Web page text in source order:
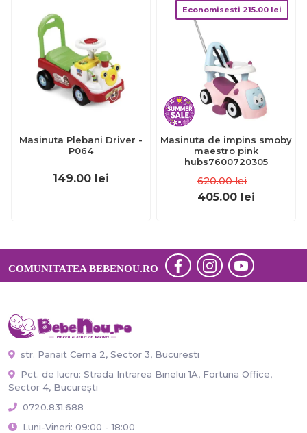
Masinuta Plebani Driver -
P064
149.00 lei
Economisesti 215.00 lei
Masinuta de impins smoby
maestro pink
hubs7600720305
620.00 lei
405.00 lei
COMUNITATEA BEBENOU.RO
str. Panait Cerna 2, Sector 3, Bucuresti
Pct. de lucru: Strada Intrarea Binelui 1A, Fortuna Office,
Sector 4, București
0720.831.688
Luni-Vineri: 09:00 - 18:00